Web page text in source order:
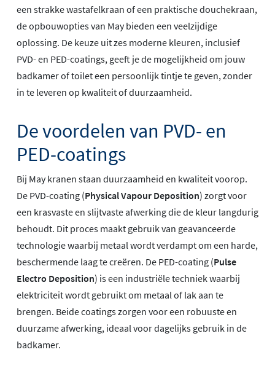
een strakke wastafelkraan of een praktische douchekraan,
de opbouwopties van May bieden een veelzijdige
oplossing. De keuze uit zes moderne kleuren, inclusief
PVD- en PED-coatings, geeft je de mogelijkheid om jouw
badkamer of toilet een persoonlijk tintje te geven, zonder
in te leveren op kwaliteit of duurzaamheid.
De voordelen van PVD- en
PED-coatings
Bij May kranen staan duurzaamheid en kwaliteit voorop.
De PVD-coating (Physical Vapour Deposition) zorgt voor
een krasvaste en slijtvaste afwerking die de kleur langdurig
behoudt. Dit proces maakt gebruik van geavanceerde
technologie waarbij metaal wordt verdampt om een harde,
beschermende laag te creëren. De PED-coating (Pulse
Electro Deposition) is een industriële techniek waarbij
elektriciteit wordt gebruikt om metaal of lak aan te
brengen. Beide coatings zorgen voor een robuuste en
duurzame afwerking, ideaal voor dagelijks gebruik in de
badkamer.